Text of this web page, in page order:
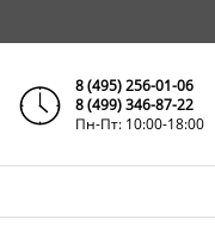
8 (495) 256-01-06
8 (499) 346-87-22
Пн-Пт: 10:00-18:00